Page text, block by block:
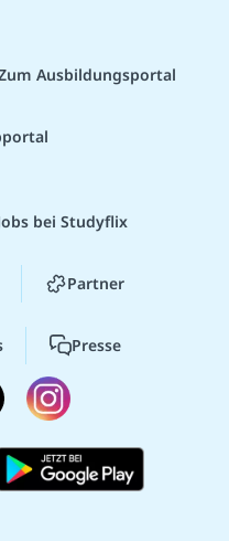
Ausbildungsportal
bei Studyflix
Partner
Presse